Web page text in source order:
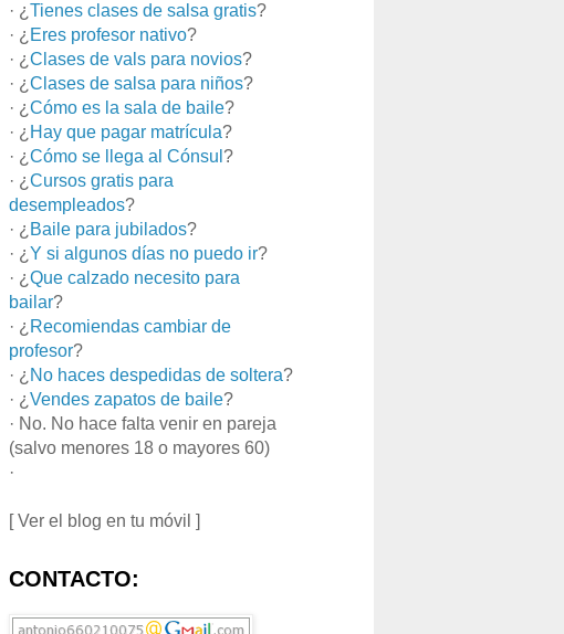
· ¿ Tienes clases de salsa gratis?
· ¿ Eres profesor nativo?
· ¿ Clases de vals para novios?
· ¿ Clases de salsa para niños?
· ¿ Cómo es la sala de baile?
· ¿ Hay que pagar matrícula?
· ¿ Cómo se llega al Cónsul ?
· ¿ Cursos gratis para
desempleados?
· ¿ Baile para jubilados?
· ¿ Y si algunos días no puedo ir?
· ¿ Que calzado necesito para
bailar?
· ¿ Recomiendas cambiar de
profesor?
· ¿ No haces despedidas de soltera?
· ¿ Vendes zapatos de baile?
· No. No hace falta venir en pareja
(salvo menores 18 o mayores 60)
·
[ Ver el blog en tu móvil ]
CONTACTO: